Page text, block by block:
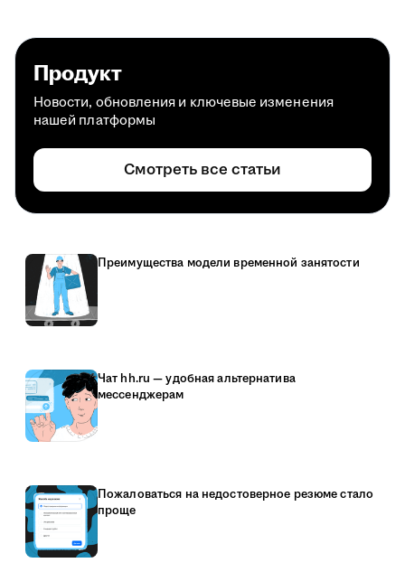
Продукт
Новости, обновления и ключевые изменения
нашей платформы
Смотреть все статьи
Преимущества модели временной занятости
Чат hh.ru — удобная альтернатива
мессенджерам
Пожаловаться на недостоверное резюме стало
проще